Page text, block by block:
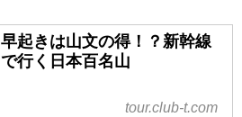
早起きは山文の得！？新幹線
で行く日本百名山
tour.club-t.com